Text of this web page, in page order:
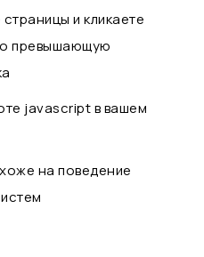
и кликаете
превышающую
javascript в вашем
на поведение